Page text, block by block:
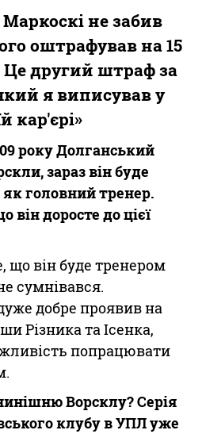
не забив
оштрафував на 15
Це другий штраф за
я виписував у
кар'єрі»
року Долганський
зараз він буде
головний тренер.
доросте до цієї
що він буде тренером
сумнівався.
добре проявив на
Різника та Ісенка,
попрацювати
Ворсклу? Серія
клубу в УПЛ уже